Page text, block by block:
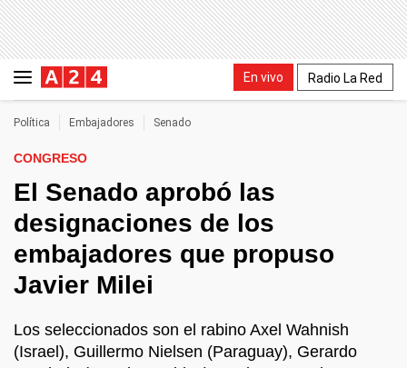
En vivo Radio La Red
Política Embajadores Senado
CONGRESO
El Senado aprobó las
designaciones de los
embajadores que propuso
Javier Milei
Los seleccionados son el rabino Axel Wahnish
(Israel), Guillermo Nielsen (Paraguay), Gerardo